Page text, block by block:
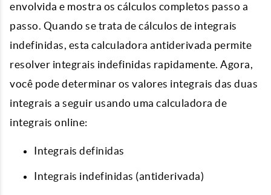
envolvida e mostra os cálculos completos passo a
passo. Quando se trata de cálculos de integrais
indefinidas, esta calculadora antiderivada permite
resolver integrais indefinidas rapidamente. Agora,
você pode determinar os valores integrais das duas
integrais a seguir usando uma calculadora de
integrais online:
Integrais definidas
Integrais indefinidas (antiderivada)